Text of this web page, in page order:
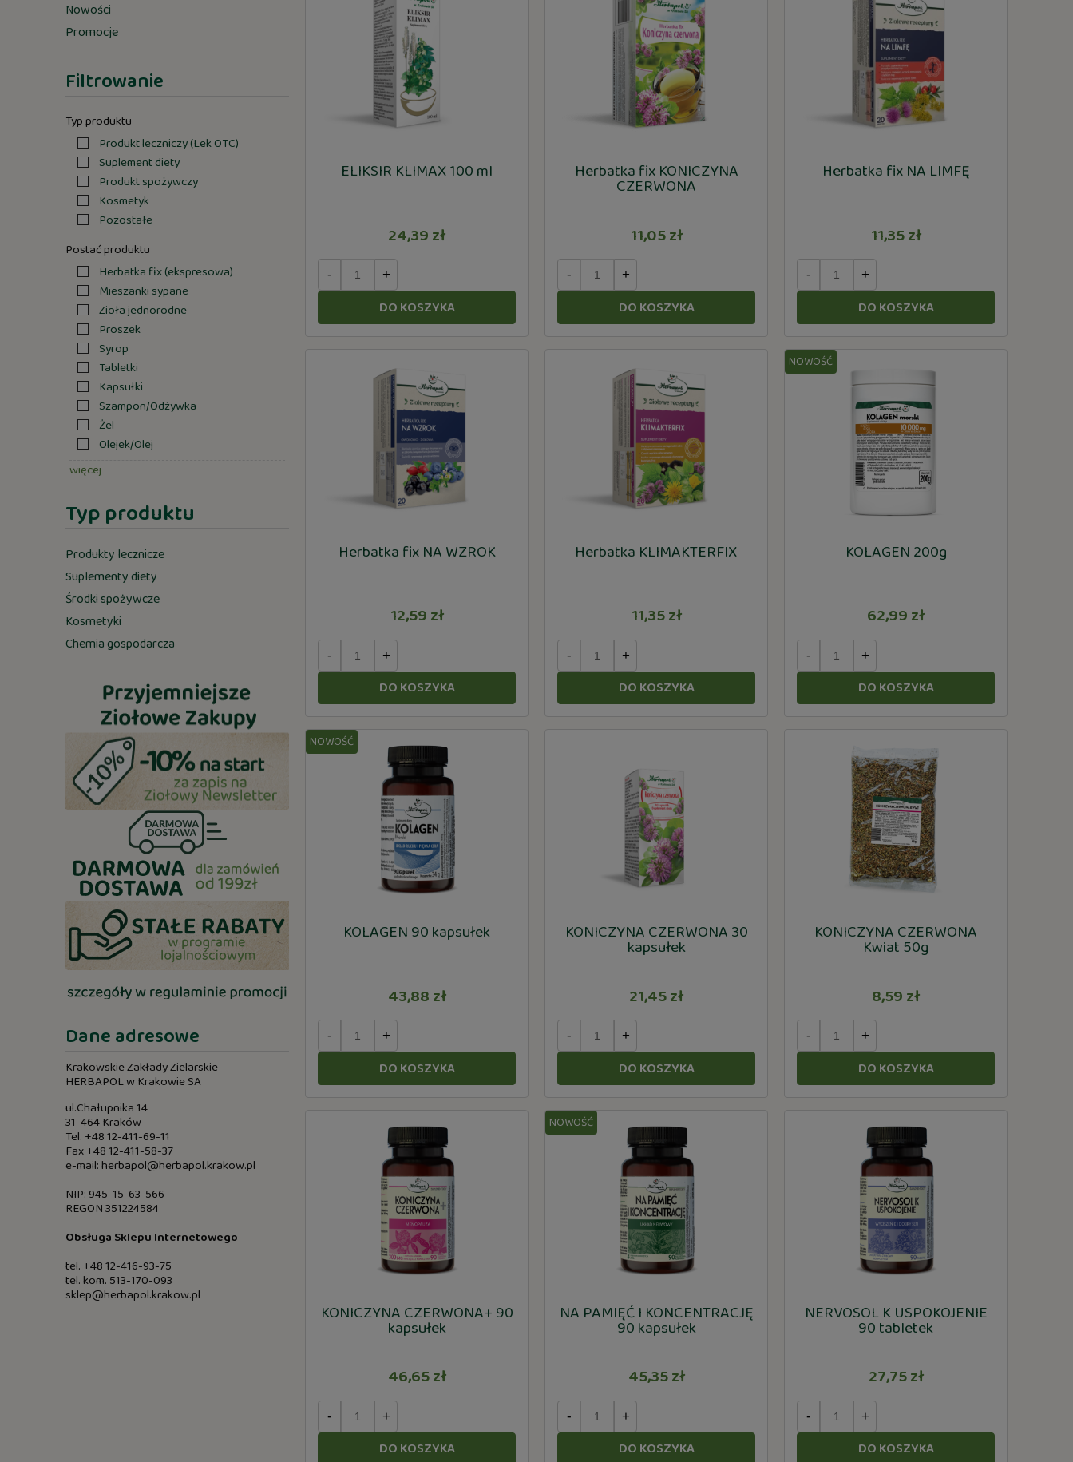
Nowości
Promocje
Filtrowanie
Typ produktu
Produkt leczniczy (Lek OTC)
Suplement diety
Produkt spożywczy
Kosmetyk
Pozostałe
Postać produktu
Herbatka fix (ekspresowa)
Mieszanki sypane
Zioła jednorodne
Proszek
Syrop
Tabletki
Kapsułki
Szampon/Odżywka
Żel
Olejek/Olej
więcej
Typ produktu
Produkty lecznicze
Suplementy diety
Środki spożywcze
Kosmetyki
Chemia gospodarcza
Dane adresowe
Krakowskie Zakłady Zielarskie
HERBAPOL w Krakowie SA
ul.Chałupnika 14
31-464 Kraków
Tel. +48 12-411-69-11
Fax +48 12-411-58-37
e-mail: herbapol@herbapol.krakow.pl
NIP: 945-15-63-566
REGON 351224584
Obsługa Sklepu Internetowego
tel. +48 12-416-93-75
tel. kom. 513-170-093
sklep@herbapol.krakow.pl
ELIKSIR KLIMAX 100 ml
24,39 zł
- +
DO KOSZYKA
Herbatka fix KONICZYNA
CZERWONA
11,05 zł
- +
DO KOSZYKA
Herbatka fix NA LIMFĘ
11,35 zł
- +
DO KOSZYKA
Herbatka fix NA WZROK
12,59 zł
- +
DO KOSZYKA
Herbatka KLIMAKTERFIX
11,35 zł
- +
DO KOSZYKA
KOLAGEN 200g
62,99 zł
- +
DO KOSZYKA
NOWOŚĆ
KOLAGEN 90 kapsułek
43,88 zł
- +
DO KOSZYKA
NOWOŚĆ
KONICZYNA CZERWONA 30
kapsułek
21,45 zł
- +
DO KOSZYKA
KONICZYNA CZERWONA
Kwiat 50g
8,59 zł
- +
DO KOSZYKA
KONICZYNA CZERWONA+ 90
kapsułek
46,65 zł
- +
DO KOSZYKA
NA PAMIĘĆ I KONCENTRACJĘ
90 kapsułek
45,35 zł
- +
DO KOSZYKA
NOWOŚĆ
NERVOSOL K USPOKOJENIE
90 tabletek
27,75 zł
- +
DO KOSZYKA